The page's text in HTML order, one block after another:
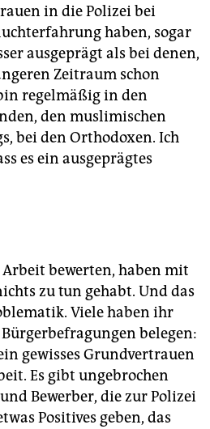
in die Polizei bei
haben, sogar
ausgeprägt als bei denen,
Zeitraum schon
regelmäßig in den
den muslimischen
bei den Orthodoxen. Ich
es ein ausgeprägtes
bewerten, haben mit
zu tun gehabt. Und das
Viele haben ihr
belegen:
gewisses Grundvertrauen
Es gibt ungebrochen
Bewerber, die zur Polizei
Positives geben, das